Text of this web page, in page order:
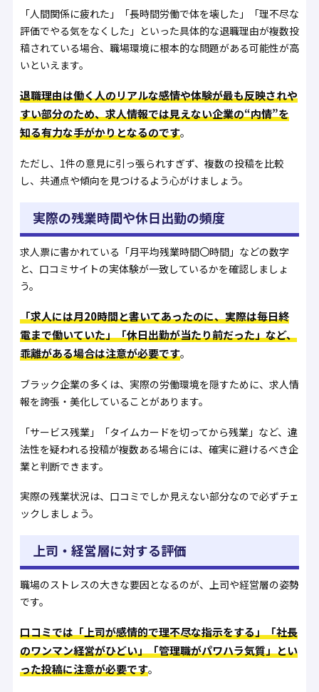
「人間関係に疲れた」「長時間労働で体を壊した」「理不尽な
評価でやる気をなくした」といった具体的な退職理由が複数投
稿されている場合、職場環境に根本的な問題がある可能性が高
いといえます。
退職理由は働く人のリアルな感情や体験が最も反映されや
すい部分のため、求人情報では見えない企業の“内情”を
知る有力な手がかりとなるのです。
ただし、1件の意見に引っ張られすぎず、複数の投稿を比較
し、共通点や傾向を見つけるよう心がけましょう。
実際の残業時間や休日出勤の頻度
求人票に書かれている「月平均残業時間〇時間」などの数字
と、口コミサイトの実体験が一致しているかを確認しましょ
う。
「求人には月20時間と書いてあったのに、実際は毎日終
電まで働いていた」「休日出勤が当たり前だった」など、
乖離がある場合は注意が必要です。
ブラック企業の多くは、実際の労働環境を隠すために、求人情
報を誇張・美化していることがあります。
「サービス残業」「タイムカードを切ってから残業」など、違
法性を疑われる投稿が複数ある場合には、確実に避けるべき企
業と判断できます。
実際の残業状況は、口コミでしか見えない部分なので必ずチェ
ックしましょう。
上司・経営層に対する評価
職場のストレスの大きな要因となるのが、上司や経営層の姿勢
です。
口コミでは「上司が感情的で理不尽な指示をする」「社長
のワンマン経営がひどい」「管理職がパワハラ気質」とい
った投稿に注意が必要です。